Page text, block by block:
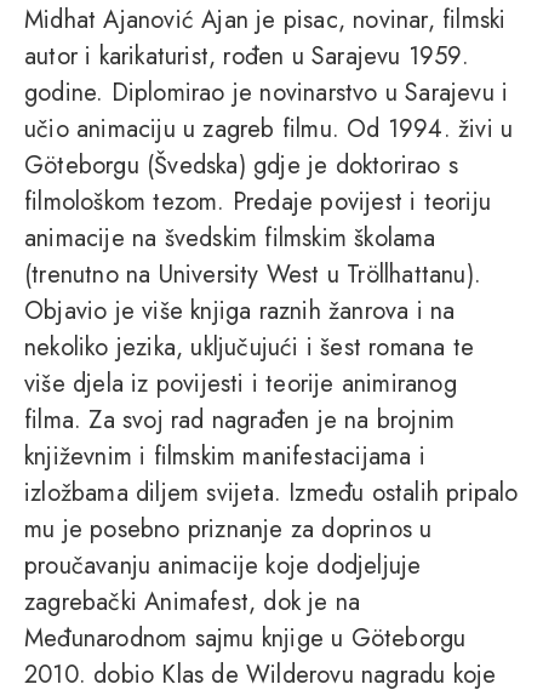
Midhat Ajanović Ajan je pisac, novinar, filmski
autor i karikaturist, rođen u Sarajevu 1959.
godine. Diplomirao je novinarstvo u Sarajevu i
učio animaciju u zagreb filmu. Od 1994. živi u
Göteborgu (Švedska) gdje je doktorirao s
filmološkom tezom. Predaje povijest i teoriju
animacije na švedskim filmskim školama
(trenutno na University West u Tröllhattanu).
Objavio je više knjiga raznih žanrova i na
nekoliko jezika, uključujući i šest romana te
više djela iz povijesti i teorije animiranog
filma. Za svoj rad nagrađen je na brojnim
književnim i filmskim manifestacijama i
izložbama diljem svijeta. Između ostalih pripalo
mu je posebno priznanje za doprinos u
proučavanju animacije koje dodjeljuje
zagrebački Animafest, dok je na
Međunarodnom sajmu knjige u Göteborgu
2010. dobio Klas de Wilderovu nagradu koje